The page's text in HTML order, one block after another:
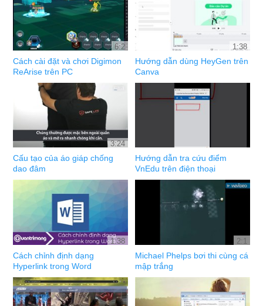
6:2
Cách cài đặt và chơi Digimon
ReArise trên PC
1:38
Hướng dẫn dùng HeyGen trên
Canva
3:24
Cấu tạo của áo giáp chống
dao đâm
Hướng dẫn tra cứu điểm
VnEdu trên điện thoại
1:38
Cách chỉnh định dạng
Hyperlink trong Word
2:1
Michael Phelps bơi thi cùng cá
mập trắng